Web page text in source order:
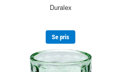
Duralex
Se pris